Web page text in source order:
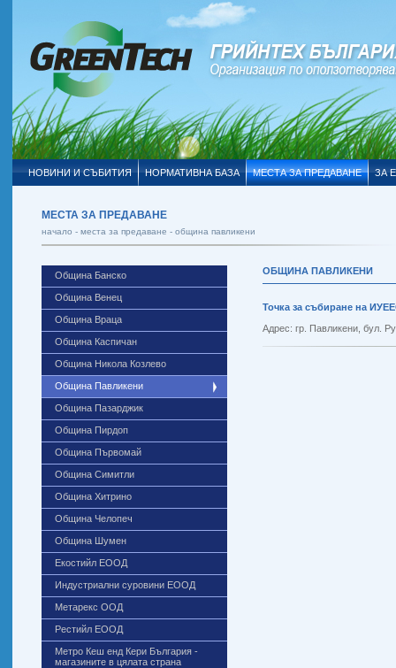
НОВИНИ И СЪБИТИЯ НОРМАТИВНА БАЗА МЕСТА ЗА ПРЕДАВАНЕ ЗА
МЕСТА ЗА ПРЕДАВАНЕ
начало - места за предаване - община павликени
Община Банско
Община Венец
Община Враца
Община Каспичан
Община Никола Козлево
Община Павликени
Община Пазарджик
Община Пирдоп
Община Първомай
Община Симитли
Община Хитрино
Община Челопеч
Община Шумен
Екостийл ЕООД
Индустриални суровини ЕООД
Метарекс ООД
Рестийл ЕООД
Метро Кеш енд Кери България -
магазините в цялата страна
ОБЩИНА ПАВЛИКЕНИ
Точка за събиране на
Адрес: гр. Павликени, бул.